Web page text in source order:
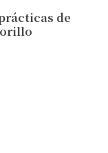
de